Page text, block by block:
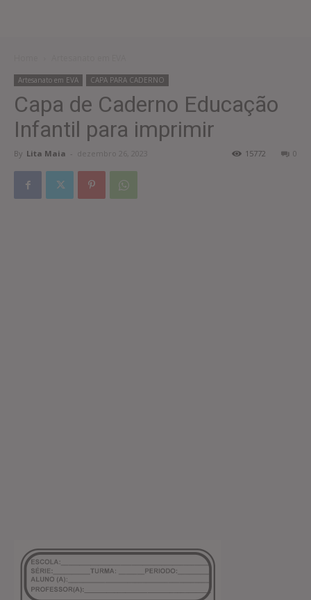
Artesanato em EVA CAPA PARA CADERNO
Capa de Caderno Educação
Infantil para imprimir
By Lita Maia - dezembro 26, 2023 0
15772